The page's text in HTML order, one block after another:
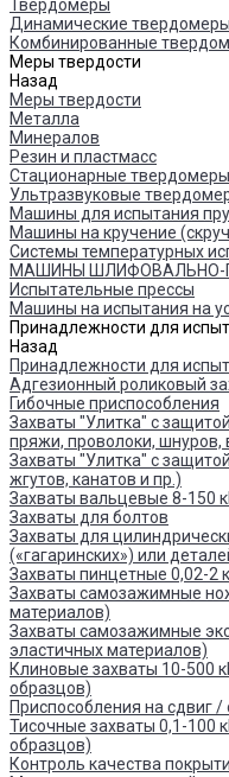
Твердомеры
Динамические твердомеры
Комбинированные
Меры твердости
Назад
Меры твердости
Металла
Минералов
Резин и пластмасс
Стационарные твердомеры
Ультразвуковые
Машины для испытания
Машины на кручение
Системы температурных
МАШИНЫ ШЛИФОВАЛЬНО-
Испытательные прессы
Машины на испытания на
Принадлежности для
Назад
Принадлежности для
Адгезионный роликовый
Гибочные приспособления
Захваты "Улитка" с
пряжи, проволоки, шнуров,
Захваты "Улитка" с
жгутов, канатов и пр.)
Захваты вальцевые 8-150
Захваты для болтов
Захваты для
(«гагаринских») или
Захваты пинцетные 0,02-2
Захваты самозажимные
материалов)
Захваты самозажимные
эластичных материалов)
Клиновые захваты 10-500
образцов)
Приспособления на сдвиг /
Тисочные захваты 0,1-100
образцов)
Контроль качества